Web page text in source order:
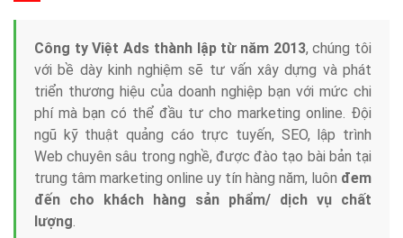
Công ty Việt Ads thành lập từ năm 2013, chúng tôi
với bề dày kinh nghiệm sẽ tư vấn xây dựng và phát
triển thương hiệu của doanh nghiệp bạn với mức chi
phí mà bạn có thể đầu tư cho marketing online. Đội
ngũ kỹ thuật quảng cáo trực tuyến, SEO, lập trình
Web chuyên sâu trong nghề, được đào tạo bài bản tại
trung tâm marketing online uy tín hàng năm, luôn đem
đến cho khách hàng sản phẩm/ dịch vụ chất
lượng.